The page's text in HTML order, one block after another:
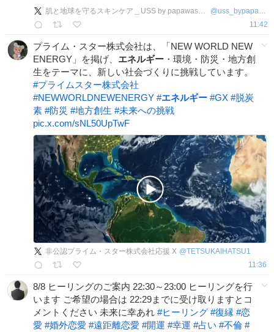
肌と地球を守るスキンケア＿USS by papawash【公式】 @uss_bypapawash
11:42
プライム・スター株式会社は、「NEW WORLD NEW
ENERGY」を掲げ、 エネルギー ・環境・防災・地方創
生をテーマに、新しい社会づくりに挑戦しています。
#プライムスター株式会社
#NEWWORLDNEWENERGY #エネルギー #GX #脱炭
素 #防災 #地方創生 #未来への挑戦
pic.x.com/sNL50UpTwF
非公認プライム・スター株式会社応援 X @TETSUKAIHATSU1
11:36
8/8 ヒーリングのご案内 22:30～23:00 ヒーリングを行
います ご希望の場合は 22:29までに受け取りますとコ
メントください 未来に幸あれ #ヒーリング #復縁 #恋
愛 #婚外恋愛 #遠距離恋愛 #開運 #幸運 #占い #不倫 #